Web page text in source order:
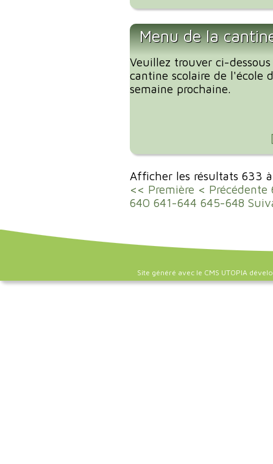
Menu de la
Veuillez trouver ci-
cantine scolaire de l'école
semaine prochaine.
Afficher les résultats 633
<< Première < Précédente
640 641-644 645-648
Site généré avec le CMS UTOPIA